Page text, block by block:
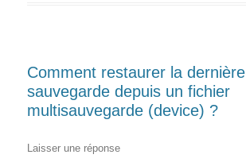
Comment restaurer la dernière
sauvegarde depuis un fichier
multisauvegarde (device) ?
Laisser une réponse